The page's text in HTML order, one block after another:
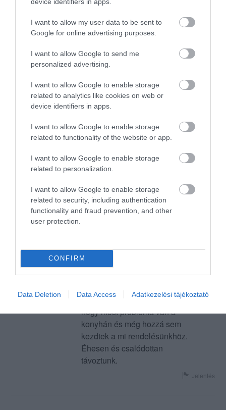
I want to allow my user data to be sent to
Google for online advertising purposes.
I want to allow Google to send me
personalized advertising.
I want to allow Google to enable storage
related to analytics like cookies on web or
device identifiers in apps.
I want to allow Google to enable storage
related to functionality of the website or app.
I want to allow Google to enable storage
related to personalization.
I want to allow Google to enable storage
related to security, including authentication
functionality and fraud prevention, and other
user protection.
CONFIRM
Data Deletion Data Access Adatkezelési tájékoztató
változott valami, én kérek
elnézést.
2019. Szeptember 21.
finomak az ételek.
Mindenkinek ajánlom!!
Szerafi Gábor
2019. Július 7.
Életem, eddigi legrosszabb
45 perc várakozás után
megkérdeztük a (szőke)
pincért, hogy mi a helyzet az
Mekdonalds. 25 perccel
később a másik,(barna hajú)
pincértől újra érdeklődtünk,
mondta, hogy utánanéz,
amikor visszajött bevallotta,
hogy most probléma van a
konyhán és még hozzá sem
kezdtek a mi rendelésünkhöz.
Éhesen és csalódottan
távoztunk.
Jelentés